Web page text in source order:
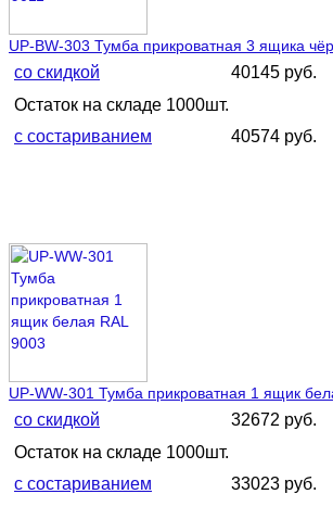
UP-BW-303 Тумба прикроватная 3 ящика
со скидкой
40145 руб.
Остаток на складе 1000шт.
с состариванием
40574 руб.
UP-WW-301 Тумба прикроватная 1 ящик
со скидкой
32672 руб.
Остаток на складе 1000шт.
с состариванием
33023 руб.